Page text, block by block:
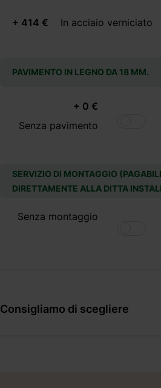
+ 414 € In acciaio verniciato
PAVIMENTO IN LEGNO DA 18 MM.
+ 0 €
Senza pavimento
SERVIZIO DI MONTAGGIO
DIRETTAMENTE ALLA DITTA
Senza montaggio
Consigliamo di scegliere